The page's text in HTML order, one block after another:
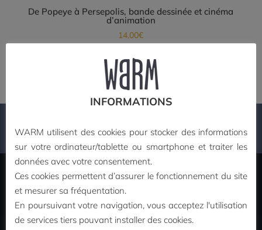
De Popeye à Persepolis, bande dessinée et cinéma
d’animation
14,00€
Ajouter au panier
PAIEMENT SECURISE
MON COMPTE
Commandes
INFORMATIONS
WARM utilisent des cookies pour stocker des informations
sur votre ordinateur/tablette ou smartphone et traiter les
données avec votre consentement.
Ces cookies permettent d’assurer le fonctionnement du site
et mesurer sa fréquentation.
En poursuivant votre navigation, vous acceptez l'utilisation
de services tiers pouvant installer des cookies.